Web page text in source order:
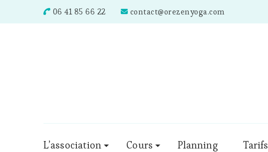
06 41 85 66 22 contact@orezenyoga.com
L’association Cours Planning Tarifs